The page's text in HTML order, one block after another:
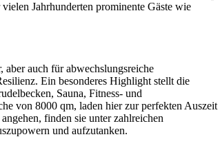
Jahrhunderten prominente Gäste wie
auch für abwechslungsreiche
Ein besonderes Highlight stellt die
Sauna, Fitness- und
von 8000 qm, laden hier zur perfekten Auszeit
finden sie unter zahlreichen
und aufzutanken.